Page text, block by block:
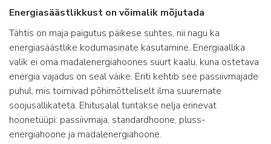
Energiasäästlikkust on võimalik mõjutada
Tähtis on maja paigutus päikese suhtes, nii nagu ka
energiasäästlike kodumasinate kasutamine. Energiaallika
valik ei oma madalenergiahoones suurt kaalu, kuna ostetava
energia vajadus on seal väike. Eriti kehtib see passiivmajade
puhul, mis toimivad põhimõtteliselt ilma suuremate
soojusallikateta. Ehitusalal tuntakse nelja erinevat
hoonetüüpi: passiivmaja, standardhoone, pluss-
energiahoone ja madalenergiahoone.